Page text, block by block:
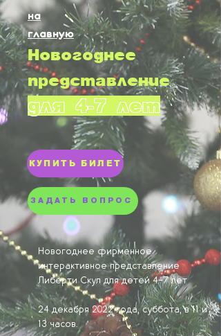
на
главную
Новогоднее
представление
для 4-7 лет
КУПИТЬ БИЛЕТ
ЗАДАТЬ ВОПРОС
Новогоднее фирменное
интерактивное представление
Либерти Скул для детей 4-7 лет
24 декабря 2022 года, суббота, в 11 и
13 часов.